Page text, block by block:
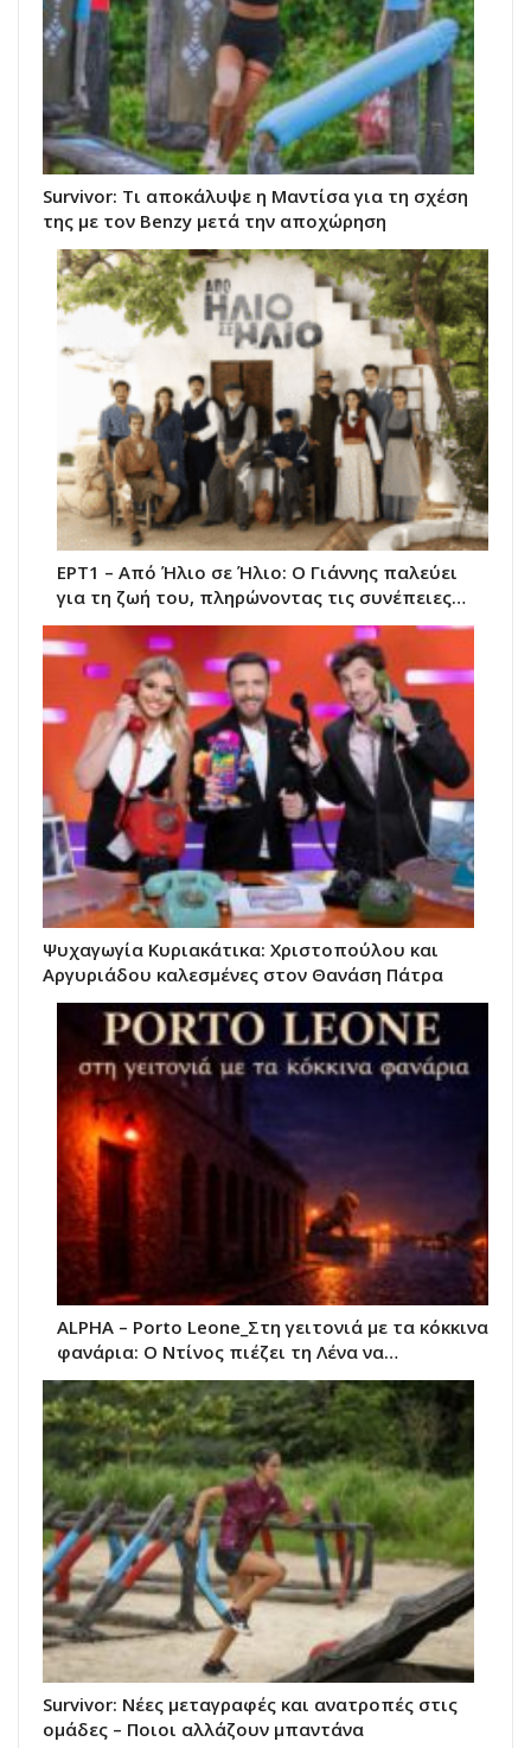
Survivor: Τι αποκάλυψε η Μαντίσα για τη σχέση
της με τον Benzy μετά την αποχώρηση
ΕΡΤ1 – Από Ήλιο σε Ήλιο: Ο Γιάννης παλεύει
για τη ζωή του, πληρώνοντας τις συνέπειες…
Ψυχαγωγία Κυριακάτικα: Χριστοπούλου και
Αργυριάδου καλεσμένες στον Θανάση Πάτρα
ALPHA – Porto Leone_Στη γειτονιά με τα κόκκινα
φανάρια: Ο Ντίνος πιέζει τη Λένα να…
Survivor: Νέες μεταγραφές και ανατροπές στις
ομάδες – Ποιοι αλλάζουν μπαντάνα